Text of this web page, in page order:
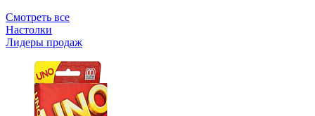
Смотреть все
Настолки
Лидеры продаж